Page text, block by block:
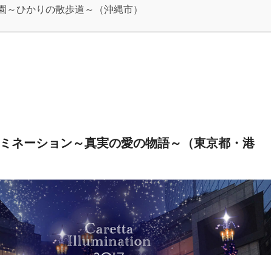
～ひかりの散歩道～（沖縄市）
ネーション～真実の愛の物語～（東京都・港